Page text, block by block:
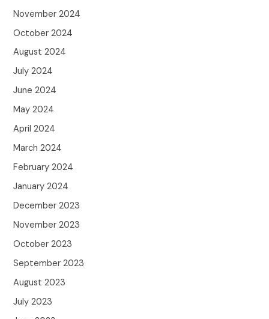
November 2024
October 2024
August 2024
July 2024
June 2024
May 2024
April 2024
March 2024
February 2024
January 2024
December 2023
November 2023
October 2023
September 2023
August 2023
July 2023